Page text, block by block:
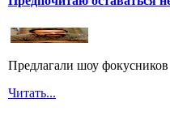
Предлагали шоу фокусников
Читать...